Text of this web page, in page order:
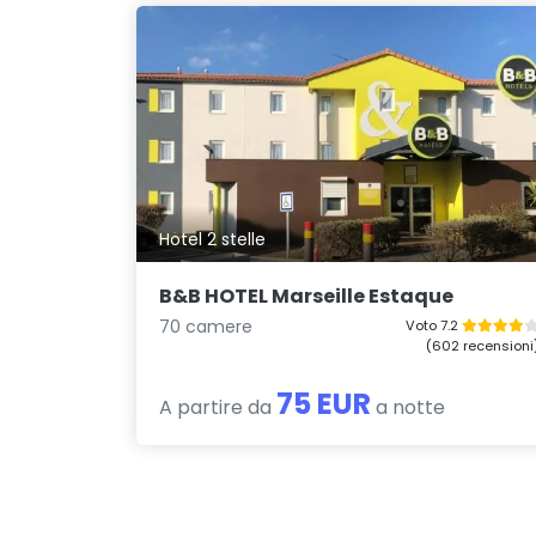
Hotel 2 stelle
B&B HOTEL Marseille Estaque
70 camere
Voto 7.2
(602
A partire da 75 EUR a notte